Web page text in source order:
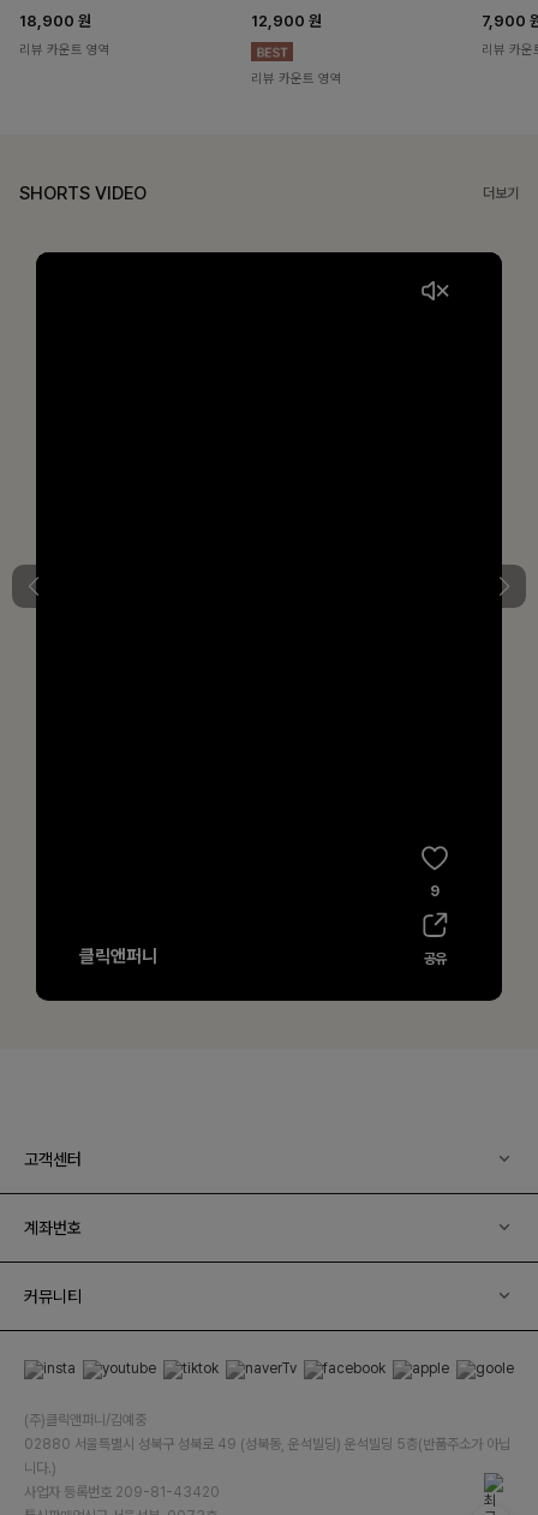
18,900 원
리뷰 카운트 영역
12,900 원
리뷰 카운트 영역
7,900
리뷰 카운
SHORTS VIDEO 더보기
고객센터
계좌번호
커뮤니티
(주)클릭앤퍼니/김예중
02880 서울특별시 성북구 성북로 49 (성북동, 운석빌딩) 운석빌딩 5층(반품주소가 아닙
니다.)
사업자 등록번호 209-81-43420